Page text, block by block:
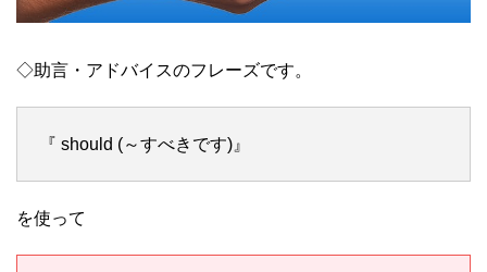
◇助言・アドバイスのフレーズです。
『 should (～すべきです)』
を使って